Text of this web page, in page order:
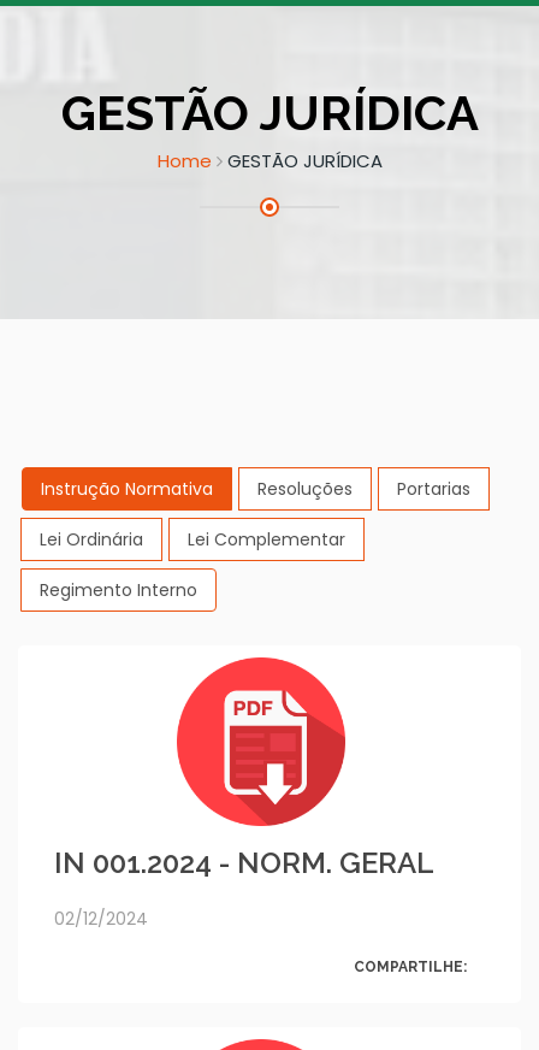
GESTÃO JURÍDICA
Home GESTÃO JURÍDICA
Instrução Normativa Resoluções Portarias
Lei Ordinária Lei Complementar
Regimento Interno
IN 001.2024 - NORM. GERAL
02/12/2024
COMPARTILHE: